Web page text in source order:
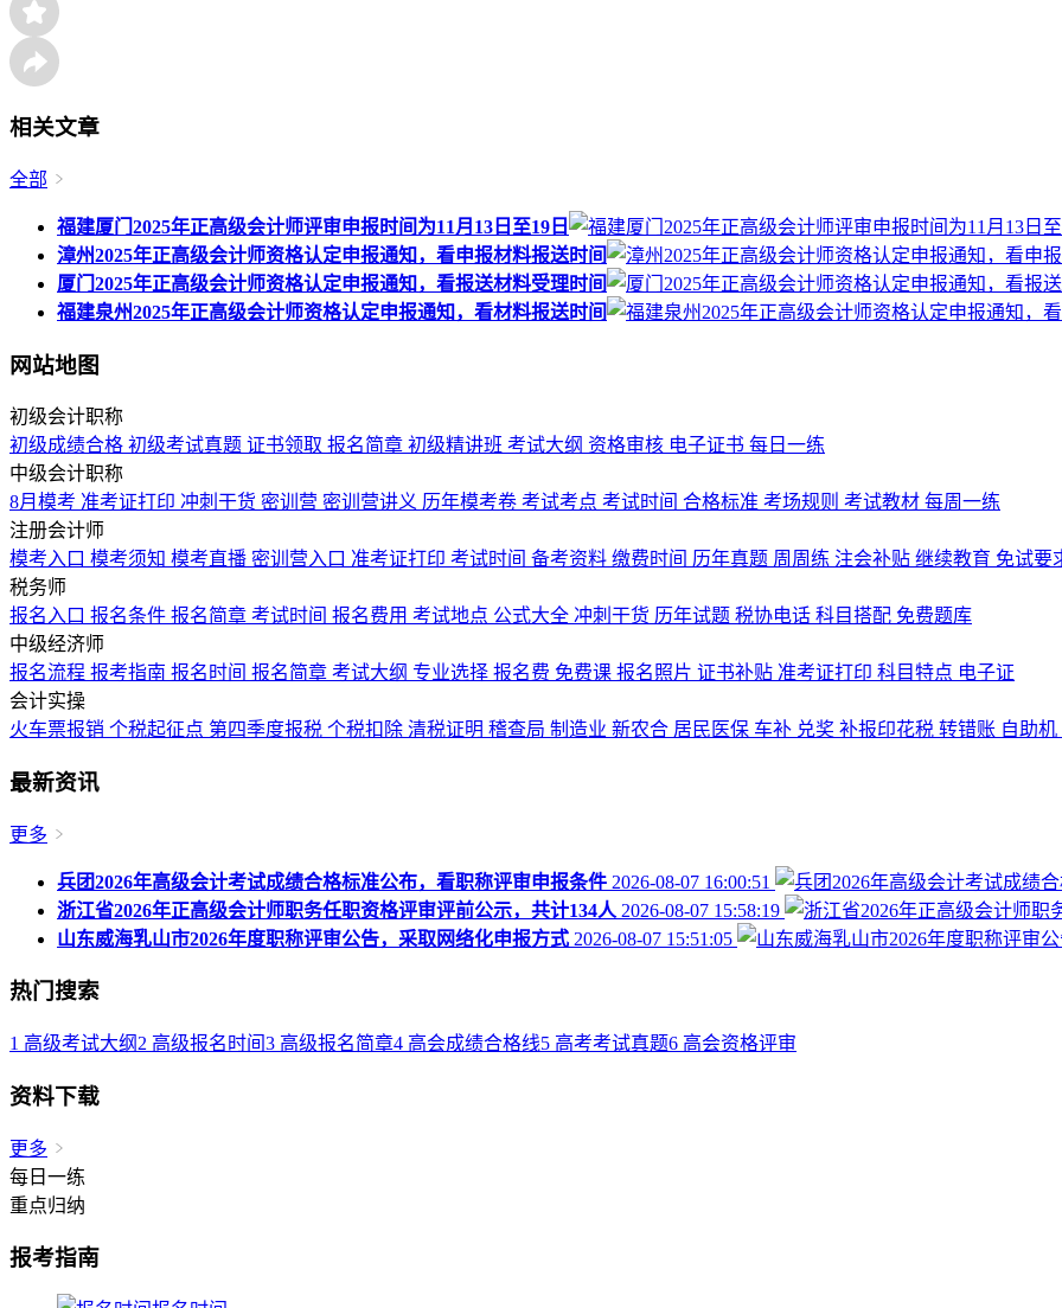
相关文章
全部
福建厦门2025年正高级会计师评审申报时间为11月13日至19日
漳州2025年正高级会计师资格认定申报通知，看申报材料报送时间
厦门2025年正高级会计师资格认定申报通知，看报送材料受理时间
福建泉州2025年正高级会计师资格认定申报通知，看材料报送时间
网站地图
初级会计职称
初级成绩合格 初级考试真题 证书领取 报名简章 初级精讲班 考试大纲 资格审核 电子证书 每日一练
中级会计职称
8月模考 准考证打印 冲刺干货 密训营 密训营讲义 历年模考卷 考试考点 考试时间 合格标准 考场规则 考试教材 每周一练
注册会计师
模考入口 模考须知 模考直播 密训营入口 准考证打印 考试时间 备考资料 缴费时间 历年真题 周周练 注会补贴 继续教育 免试要
税务师
报名入口 报名条件 报名简章 考试时间 报名费用 考试地点 公式大全 冲刺干货 历年试题 税协电话 科目搭配 免费题库
中级经济师
报名流程 报考指南 报名时间 报名简章 考试大纲 专业选择 报名费 免费课 报名照片 证书补贴 准考证打印 科目特点 电子证
会计实操
火车票报销 个税起征点 第四季度报税 个税扣除 清税证明 稽查局 制造业 新农合 居民医保 车补 兑奖 补报印花税 转错账 自助机
最新资讯
更多
兵团2026年高级会计考试成绩合格标准公布，看职称评审申报条件 2026-08-07 16:00:51
浙江省2026年正高级会计师职务任职资格评审评前公示，共计134人 2026-08-07 15:58:19
山东威海乳山市2026年度职称评审公告，采取网络化申报方式 2026-08-07 15:51:05
热门搜索
1 高级考试大纲 2 高级报名时间3 高级报名简章4 高会成绩合格线5 高考考试真题6 高会资格评审
资料下载
更多
每日一练
重点归纳
报考指南